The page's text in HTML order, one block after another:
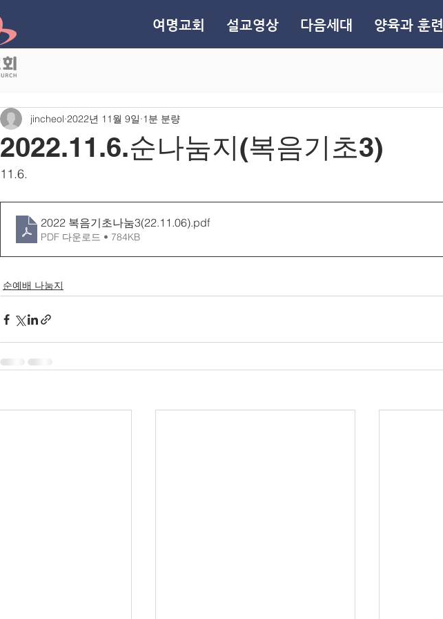
여명교회 설교영상 다음세대 양육과 훈련
2022.11.6.순나눔지(복음기초3)
jincheol 2022년 11월 9일 1분 분량
11.6.
2022 복음기초나눔3(22.11.06).pdf
PDF 다운로드 • 784KB
순예배 나눔지